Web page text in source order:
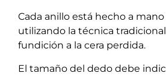
Cada anillo está hecho a
utilizando la técnica
fundición a la cera perdida.
El tamaño del dedo debe